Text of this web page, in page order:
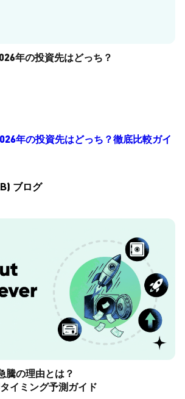
年の投資先はどっち？
年の投資先はどっち？徹底比較ガイ
ブログ
騰の理由とは？
イミング予測ガイド